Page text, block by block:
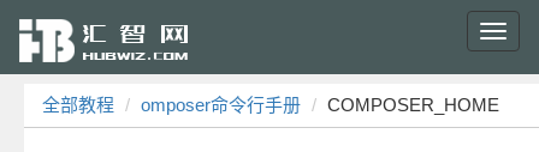
全部教程 omposer命令行手册 COMPOSER_HOME